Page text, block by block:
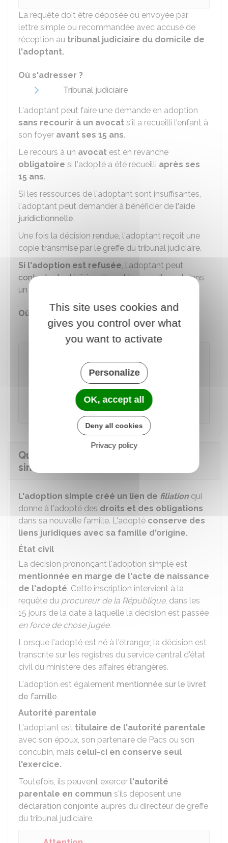
La requête doit être déposée ou envoyée par
lettre simple ou recommandée avec accusé de
réception au tribunal judiciaire du domicile de
l'adoptant.
Où s'adresser ?
Tribunal judiciaire
L'adoptant peut faire une demande en adoption
sans recourir à un avocat s'il a recueilli l'enfant à
son foyer avant ses 15 ans.
Le recours à un avocat est en revanche
obligatoire si l'adopté a été recueilli après ses
15 ans.
Si les ressources de l'adoptant sont insuffisantes,
l'adoptant peut demander à bénéficier de l'aide
juridictionnelle.
Une fois la décision rendue, l'adoptant reçoit une
copie transmise par le greffe du tribunal judiciaire.
Si l'adoption est refusée, l'adoptant peut
contester la décisiondevant la cour d'appel dans
un
Où s'adresser ?
Cour d'appel
de l'adoptant survenu après le
dépôt de la requête ne dessaisit pas le
tribunal, l'adoption peut être prononcée, si
elle est conforme à l'intérêt de l'adopté.
Quels sont les effets de l'adoption
simple ?
L'adoption simple créé un lien de filiation qui
donne à l'adopté des droits et des obligations
dans sa nouvelle famille. L'adopté conserve des
liens juridiques avec sa famille d'origine.
État civil
La décision prononçant l'adoption simple est
mentionnée en marge de l'acte de naissance
de l'adopté. Cette inscription intervient à la
requête du procureur de la République, dans les
15 jours de la date à laquelle la décision est passée
en force de chose jugée.
Lorsque l'adopté est né à l'étranger, la décision est
transcrite sur les registres du service central d'état
civil du ministère des affaires étrangères.
L'adoption est également mentionnée sur le livret
de famille.
Autorité parentale
L'adoptant est titulaire de l'autorité parentale
avec son époux, son partenaire de Pacs ou son
concubin, mais celui-ci en conserve seul
l'exercice.
Toutefois, ils peuvent exercer l'autorité
parentale en commun s'ils déposent une
déclaration conjointe auprès du directeur de greffe
du tribunal judiciaire.
This site uses cookies and
gives you control over what
you want to activate
Personalize
OK, accept all
Deny all cookies
Privacy policy